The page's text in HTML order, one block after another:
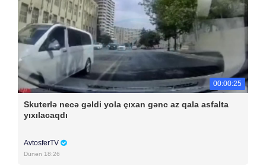
00:00:25
Skuterlə necə gəldi yola çıxan gənc az qala asfalta
yıxılacaqdı
AvtosferTV
Dünən 18:26